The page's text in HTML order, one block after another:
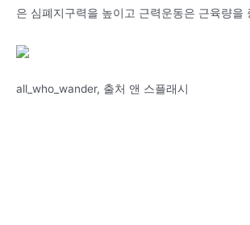
은 심폐지구력을 높이고 근력운동은 근육량을
all_who_wander, 출처 앤 스플래시